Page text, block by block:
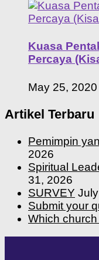
Kuasa
Percaya
May 25, 2020
Artikel Terbaru
Pemimpin
2026
Spiritual
31, 2026
SURVEY
Submit your
Which